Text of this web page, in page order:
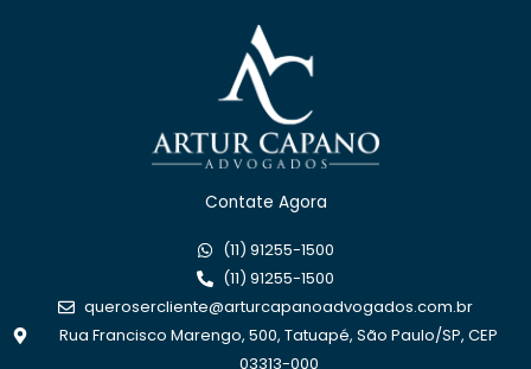
Contate Agora
(11) 91255-1500
(11) 91255-1500
querosercliente@arturcapanoadvogados.com.br
Rua Francisco Marengo, 500, Tatuapé, São Paulo/SP, CEP
03313-000